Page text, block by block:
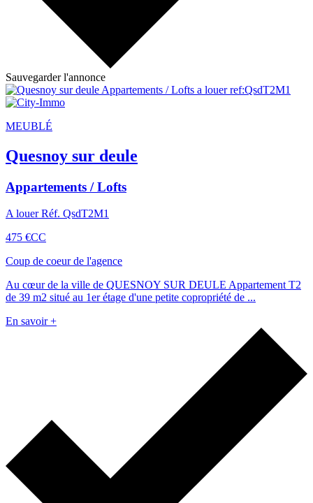
Sauvegarder l'annonce
MEUBLÉ
Quesnoy sur deule
Appartements / Lofts
A louer Réf. QsdT2M1
475 €CC
Coup de coeur de l'agence
Au cœur de la ville de QUESNOY SUR DEULE Appartement T2
de 39 m2 situé au 1er étage d'une petite copropriété de ...
En savoir +